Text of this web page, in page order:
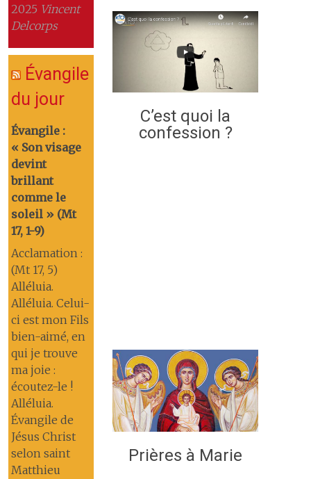
2025 Vincent
Delcorps
Évangile
du jour
Évangile :
« Son visage
devint
brillant
comme le
soleil » (Mt
17, 1-9)
Acclamation :
(Mt 17, 5)
Alléluia.
Alléluia. Celui-
ci est mon Fils
bien-aimé, en
qui je trouve
ma joie :
écoutez-le !
Alléluia.
Évangile de
Jésus Christ
selon saint
Matthieu
C’est quoi la
confession ?
Prières à Marie